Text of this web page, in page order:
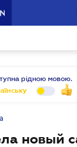
рідною мовою.
новый